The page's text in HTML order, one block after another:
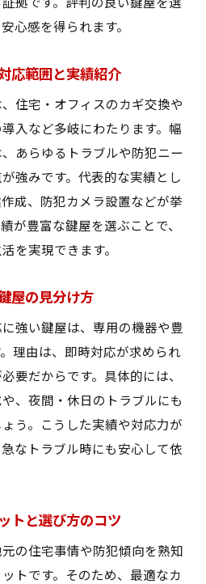
びに迷わないための比較基
内容で選ぶ鍵屋のコツ
い鍵屋の特徴とは何か
高い鍵屋の見つけ方を紹介
に強い奈良市の鍵屋活用法
新セキュリティ事情
犯技術トレンドを徹底解説
錠・指紋認証の進化と活用
情に合うセキュリティ対策
から見た今後の防犯動向
ギの新セキュリティ事情
で安心生活を実現
スで長持ちする鍵屋サービ
家族の安全を守る方法
して任せられる鍵屋選び
活用で住まいを守る工夫
拠です。評判の良い鍵屋を選
心感を得られます。
応範囲と実績紹介
住宅・オフィスのカギ交換や
入など多岐にわたります。幅
あらゆるトラブルや防犯ニー
強みです。代表的な実績とし
成、防犯カメラ設置などが挙
が豊富な鍵屋を選ぶことで、
を実現できます。
屋の見分け方
強い鍵屋は、専用の機器や豊
理由は、即時対応が求められ
要だからです。具体的には、
、夜間・休日のトラブルにも
う。こうした実績や対応力が
なトラブル時にも安心して依
トと選び方のコツ
の住宅事情や防犯傾向を熟知
トです。そのため、最適なカ